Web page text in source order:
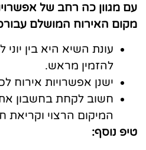
עם מגוון כה רחב של
מקום האירוח המושלם
עונת השיא היא בין
להזמין מראש.
ישנן אפשרויות אירוח
חשוב לקחת בחשבון
המיקום הרצוי וקריאת
טיפ נוסף: